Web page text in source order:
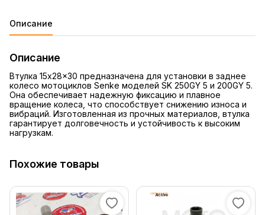
Описание
Описание
Втулка 15x28x30 предназначена для установки в заднее
колесо мотоциклов Senke моделей SK 250GY 5 и 200GY 5.
Она обеспечивает надежную фиксацию и плавное
вращение колеса, что способствует снижению износа и
вибраций. Изготовленная из прочных материалов, втулка
гарантирует долговечность и устойчивость к высоким
нагрузкам.
Похожие товары